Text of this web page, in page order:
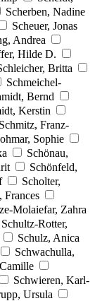
Scherben, Nadine
Scheuer, Jonas
Andrea
Hilde D.
Britta
Schmeichel-
Bernd
Kerstin
Schmitz, Franz-
Sophie
Schönau,
Schönfeld,
Scholter,
Frances
Molaiefar, Zahra
Schultz-Rotter,
Schulz, Anica
Schwachulla,
Schwieren, Karl-
Ursula